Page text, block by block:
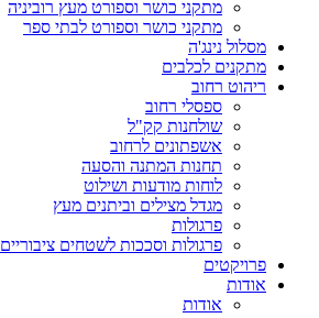
מתקני כושר וספורט מעץ רוביניה
מתקני כושר וספורט לבתי ספר
מסלול נינג'ה
מתקנים לכלבים
ריהוט רחוב
ספסלי רחוב
שולחנות קק"ל
אשפתונים לרחוב
תחנות המתנה והסעה
לוחות מודעות ושילוט
מגדל מצילים וביתנים מעץ
פרגולות
פרגולות וסככות לשטחים ציבוריים
פרויקטים
אודות
אודות